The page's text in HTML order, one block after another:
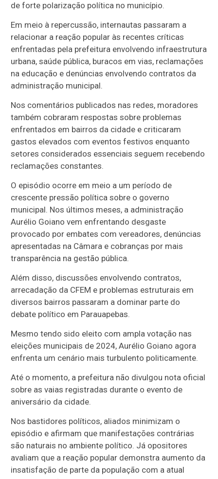
de forte polarização política no município.
Em meio à repercussão, internautas passaram a
relacionar a reação popular às recentes críticas
enfrentadas pela prefeitura envolvendo infraestrutura
urbana, saúde pública, buracos em vias, reclamações
na educação e denúncias envolvendo contratos da
administração municipal.
Nos comentários publicados nas redes, moradores
também cobraram respostas sobre problemas
enfrentados em bairros da cidade e criticaram
gastos elevados com eventos festivos enquanto
setores considerados essenciais seguem recebendo
reclamações constantes.
O episódio ocorre em meio a um período de
crescente pressão política sobre o governo
municipal. Nos últimos meses, a administração
Aurélio Goiano vem enfrentando desgaste
provocado por embates com vereadores, denúncias
apresentadas na Câmara e cobranças por mais
transparência na gestão pública.
Além disso, discussões envolvendo contratos,
arrecadação da CFEM e problemas estruturais em
diversos bairros passaram a dominar parte do
debate político em Parauapebas.
Mesmo tendo sido eleito com ampla votação nas
eleições municipais de 2024, Aurélio Goiano agora
enfrenta um cenário mais turbulento politicamente.
Até o momento, a prefeitura não divulgou nota oficial
sobre as vaias registradas durante o evento de
aniversário da cidade.
Nos bastidores políticos, aliados minimizam o
episódio e afirmam que manifestações contrárias
são naturais no ambiente político. Já opositores
avaliam que a reação popular demonstra aumento da
insatisfação de parte da população com a atual